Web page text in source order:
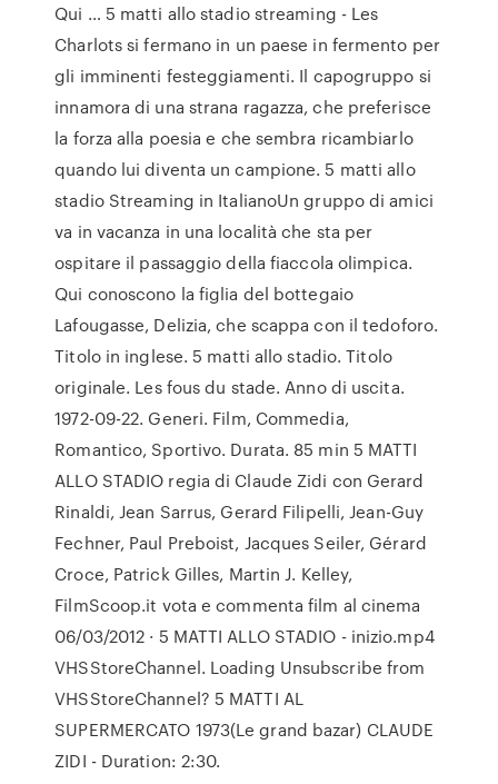
Qui … 5 matti allo stadio streaming - Les
Charlots si fermano in un paese in fermento per
gli imminenti festeggiamenti. Il capogruppo si
innamora di una strana ragazza, che preferisce
la forza alla poesia e che sembra ricambiarlo
quando lui diventa un campione. 5 matti allo
stadio Streaming in ItalianoUn gruppo di amici
va in vacanza in una località che sta per
ospitare il passaggio della fiaccola olimpica.
Qui conoscono la figlia del bottegaio
Lafougasse, Delizia, che scappa con il tedoforo.
Titolo in inglese. 5 matti allo stadio. Titolo
originale. Les fous du stade. Anno di uscita.
1972-09-22. Generi. Film, Commedia,
Romantico, Sportivo. Durata. 85 min 5 MATTI
ALLO STADIO regia di Claude Zidi con Gerard
Rinaldi, Jean Sarrus, Gerard Filipelli, Jean-Guy
Fechner, Paul Preboist, Jacques Seiler, Gérard
Croce, Patrick Gilles, Martin J. Kelley,
FilmScoop.it vota e commenta film al cinema
06/03/2012 · 5 MATTI ALLO STADIO - inizio.mp4
VHSStoreChannel. Loading Unsubscribe from
VHSStoreChannel? 5 MATTI AL
SUPERMERCATO 1973(Le grand bazar) CLAUDE
ZIDI - Duration: 2:30.